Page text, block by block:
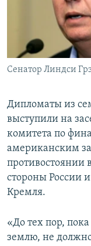
Сенатор Линдси
Дипломаты из
выступили на
комитета по
американским
противостоянии
стороны России
Кремля.
«До тех пор,
землю, не